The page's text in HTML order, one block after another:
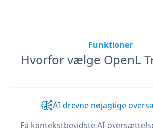
Funktioner
Hvorfor vælge OpenL
AI-drevne nøjagtige
Få kontekstbevidste AI-